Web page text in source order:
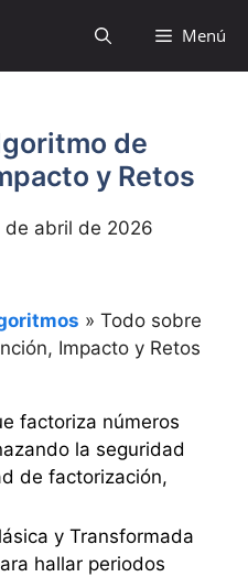
Menú
de
y Retos
de abril de 2026
» Todo sobre
Impacto y Retos
factoriza números
la seguridad
de factorización,
y Transformada
hallar periodos